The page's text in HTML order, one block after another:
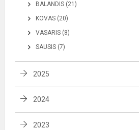
BALANDIS (21)
KOVAS (20)
VASARIS (8)
SAUSIS (7)
2025
2024
2023